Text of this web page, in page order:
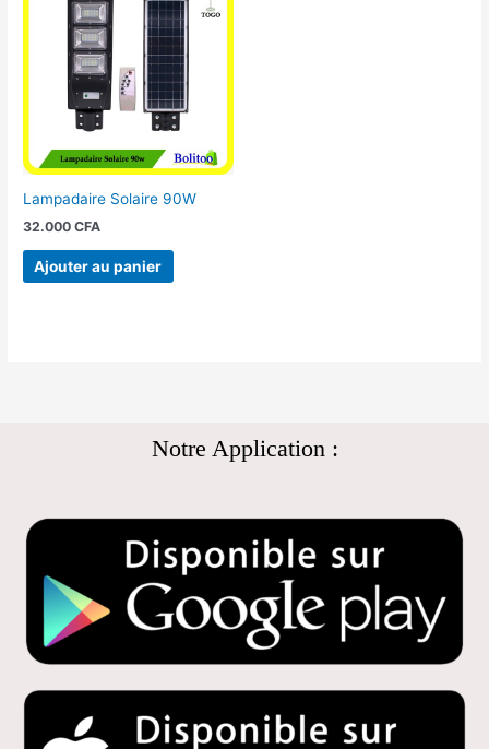
Lampadaire Solaire 90W
32.000CFA
Ajouter au panier
Notre Application :